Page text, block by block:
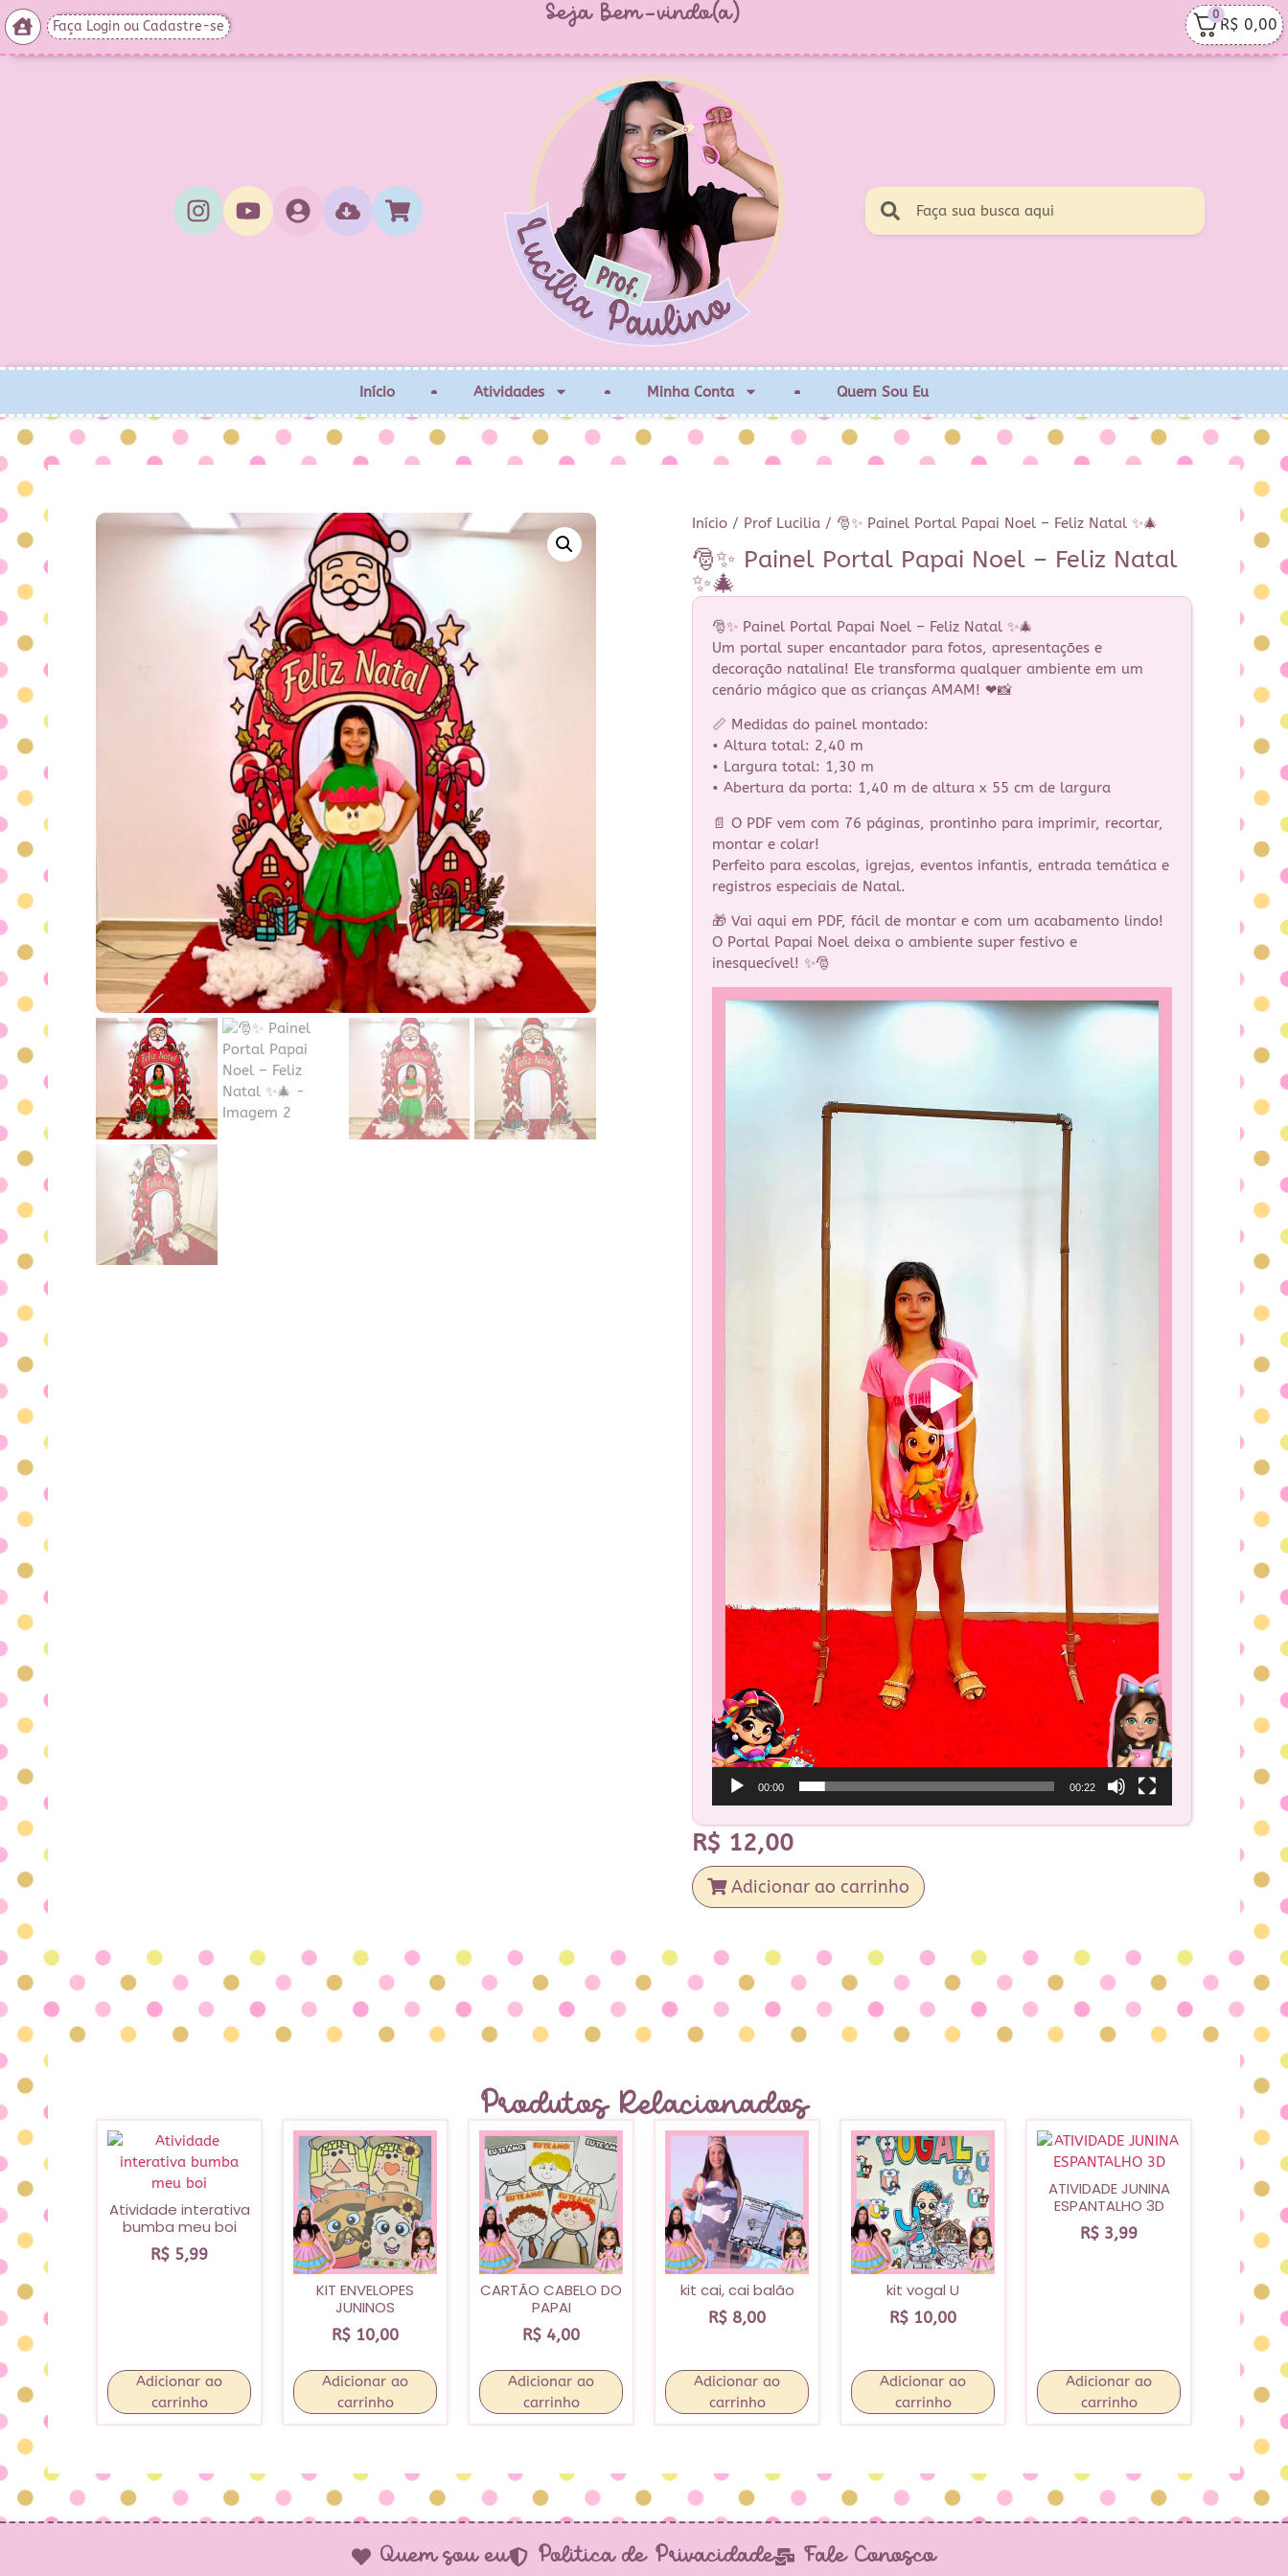
Faça Login ou Cadastre-se Seja Bem-vindo(a) 0
R$ 0,00
Início Atividades Minha Conta Quem Sou Eu
Início / Prof Lucilia / 🎅✨ Painel Portal Papai Noel – Feliz Natal ✨🎄
🎅✨ Painel Portal Papai Noel – Feliz Natal
✨🎄
🎅✨ Painel Portal Papai Noel – Feliz Natal ✨🎄
Um portal super encantador para fotos, apresentações e
decoração natalina! Ele transforma qualquer ambiente em um
cenário mágico que as crianças AMAM! ❤📸
📏 Medidas do painel montado:
• Altura total: 2,40 m
• Largura total: 1,30 m
• Abertura da porta: 1,40 m de altura x 55 cm de largura
📄 O PDF vem com 76 páginas, prontinho para imprimir, recortar,
montar e colar!
Perfeito para escolas, igrejas, eventos infantis, entrada temática e
registros especiais de Natal.
🎁 Vai aqui em PDF, fácil de montar e com um acabamento lindo!
O Portal Papai Noel deixa o ambiente super festivo e
inesquecível! ✨🎅
Tocador
00:00 00:22
R$ 12,00
Adicionar ao carrinho
Produtos Relacionados
Atividade interativa
bumba meu boi
R$ 5,99
Adicionar ao
carrinho
KIT ENVELOPES
JUNINOS
R$ 10,00
Adicionar ao
carrinho
CARTÃO CABELO DO
PAPAI
R$ 4,00
Adicionar ao
carrinho
kit cai, cai balão
R$ 8,00
Adicionar ao
carrinho
kit vogal U
R$ 10,00
Adicionar ao
carrinho
ATIVIDADE JUNINA
ESPANTALHO 3D
R$ 3,99
Adicionar ao
carrinho
Quem sou eu Política de Privacidade Fale Conosco